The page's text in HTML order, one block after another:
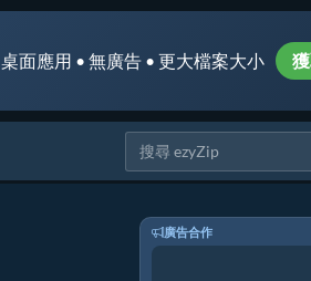
桌面應用 • 無廣告 • 更大檔案大小
廣告合作